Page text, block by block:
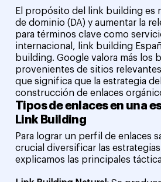
El propósito del link building es
de dominio (DA) y aumentar la
para términos clave como
internacional, link building
building. Google valora más los
provenientes de sitios
que significa que la estrategia
construcción de enlaces
Tipos de enlaces en una
Link Building
Para lograr un perfil de enlaces
crucial diversificar las
explicamos las principales